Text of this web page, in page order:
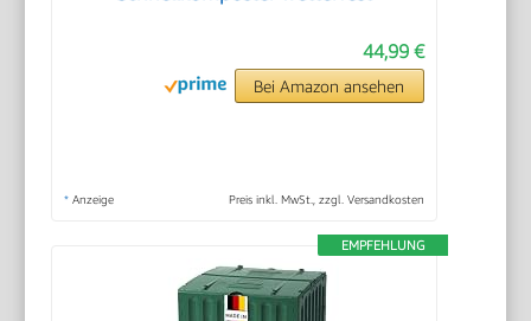
44,99 €
Bei Amazon ansehen
* Anzeige Preis inkl. MwSt., zzgl. Versandkosten
EMPFEHLUNG